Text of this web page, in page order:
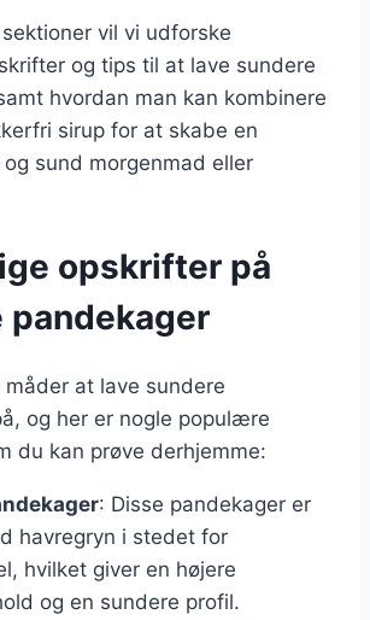
vil vi udforske
og tips til at lave sundere
hvordan man kan kombinere
sirup for at skabe en
sund morgenmad eller
opskrifter på
pandekager
måder at lave sundere
og her er nogle populære
du kan prøve derhjemme:
: Disse pandekager er
havregryn i stedet for
hvilket giver en højere
og en sundere profil.